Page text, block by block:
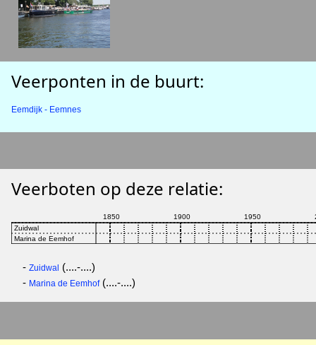
Veerponten in de buurt:
Eemdijk - Eemnes
Veerboten op deze relatie:
- Zuidwal (....-....)
- Marina de Eemhof(....-....)